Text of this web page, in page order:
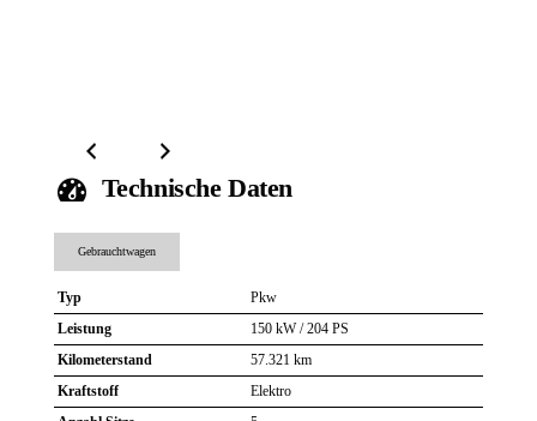
Technische Daten
Gebrauchtwagen
Typ
Pkw
Leistung
150 kW / 204 PS
Kilometerstand
57.321 km
Kraftstoff
Elektro